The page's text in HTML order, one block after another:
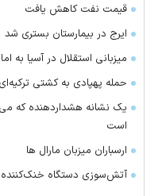
قیمت نفت کاهش یافت
ایرج در بیمارستان بستری شد
میزبانی استقلال در آسیا به
حمله پهپادی به کشتی
یک نشانه هشداردهنده که
است
ارسباران میزبان مارال ها
آتش‌سوزی دستگاه خنک‌کننده